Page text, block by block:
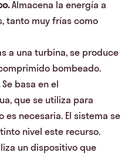
Almacena la energía a
tanto muy frías como
a una turbina, se produce
bombeado.
Se basa en el
que se utiliza para
necesaria. El sistema se
nivel este recurso.
un dispositivo que